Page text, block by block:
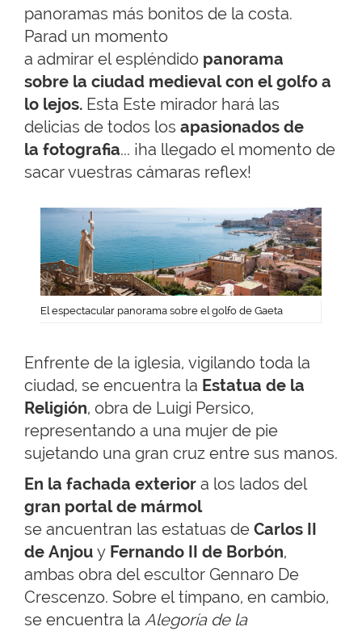
panoramas más bonitos de la costa.
Parad un momento
a admirar el espléndido panorama
sobre la ciudad medieval con el golfo a
lo lejos. Esta Este mirador hará las
delicias de todos los apasionados de
la fotografia... ¡ha llegado el momento de
sacar vuestras cámaras reflex!
El espectacular panorama sobre el golfo de Gaeta
Enfrente de la iglesia, vigilando toda la
ciudad, se encuentra la Estatua de la
Religión, obra de Luigi Persico,
representando a una mujer de pie
sujetando una gran cruz entre sus manos.
En la fachada exterior a los lados del
gran portal de mármol
se ancuentran las estatuas de Carlos II
de Anjou y Fernando II de Borbón,
ambas obra del escultor Gennaro De
Crescenzo. Sobre el tímpano, en cambio,
se encuentra la Alegoría de la